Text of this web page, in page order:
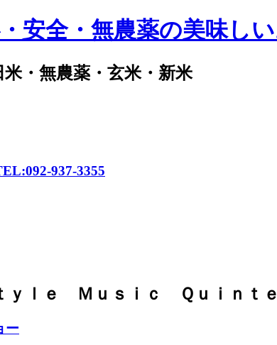
ｙｌｅ Ｍｕｓｉｃ Ｑｕｉｎｔｅ
ー